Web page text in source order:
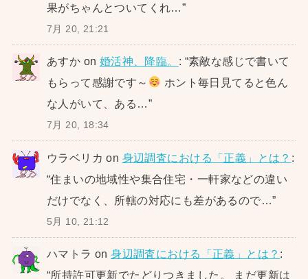
果がちゃんとついてくれ…”
7月 20, 21:21
あすか on 婚活神、降臨。 : “素敵な感じで書いて
もらって感謝です～
ホント毎日見てると色ん
な人がいて、ある…”
7月 20, 18:34
ウラベリカ on 身辺調査における「正義」とは？ :
“住まいの地域性や集合住宅・一軒家などの違い
だけでなく、所轄の対応にも差があるので…”
5月 10, 21:12
ハマトラ on身辺調査における「正義」とは？ :
“所持許可更新でたどりつきました。 まだ更新は